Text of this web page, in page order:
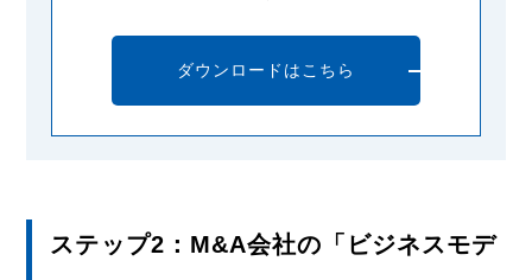
ダウンロードはこちら
ステップ2：M&A会社の「ビジネスモデ